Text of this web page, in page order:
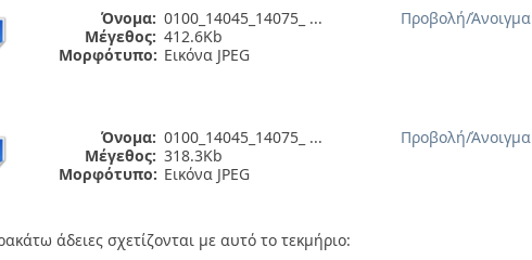
Όνομα: 0100_14045_14075_ ...
Μέγεθος: 412.6Kb
Μορφότυπο: Εικόνα JPEG
Προβολή/Άνοιγμα
Όνομα: 0100_14045_14075_ ...
Μέγεθος: 318.3Kb
Μορφότυπο: Εικόνα JPEG
Προβολή/Άνοιγμα
άδειες σχετίζονται με αυτό το τεκμήριο: